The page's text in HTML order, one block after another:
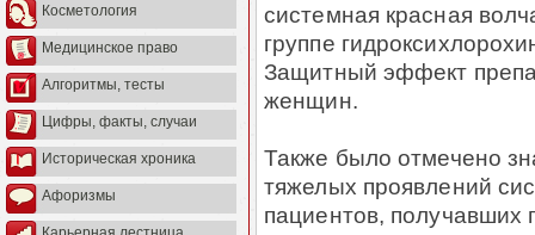
Косметология
Медицинское право
Алгоритмы, тесты
Цифры, факты, случаи
Историческая хроника
Афоризмы
системная красная
группе
Защитный эффект
женщин.
Также было отмечено
тяжелых проявлений
пациентов, получавших